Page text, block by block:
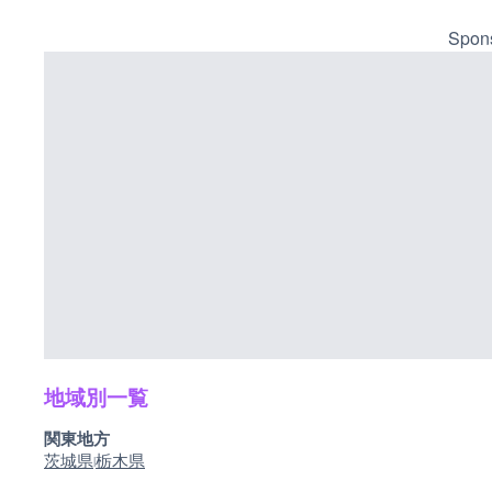
地域別一覧
関東地方
茨城県|栃木県